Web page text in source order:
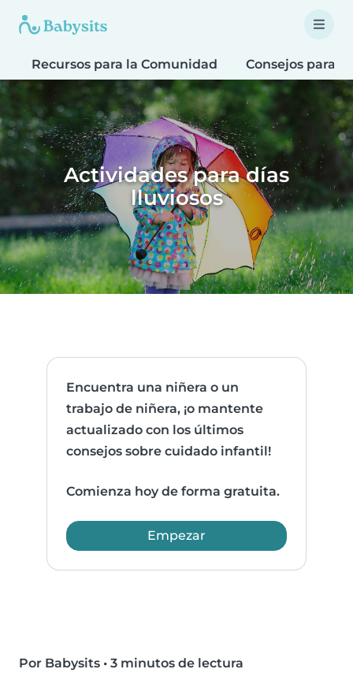
Recursos para la Comunidad Consejos para
Actividades para días
lluviosos
Encuentra una niñera o un
trabajo de niñera, ¡o mantente
actualizado con los últimos
consejos sobre cuidado infantil!
Comienza hoy de forma gratuita.
Empezar
Por Babysits • 3 minutos de lectura